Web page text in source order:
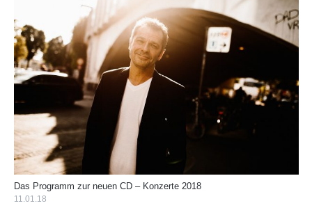
Das Programm zur neuen CD – Konzerte 2018
11.01.18